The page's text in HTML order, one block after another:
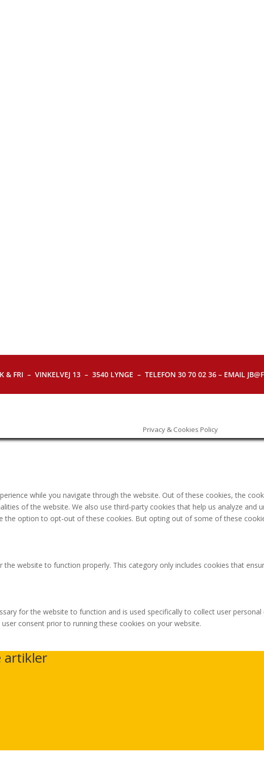
& FRI – VINKELVEJ 13 – 3540 LYNGE – TELEFON 30 70 02 36 – EMAIL
Privacy & Cookies Policy
while you navigate through the website. Out of these cookies, the
of the website. We also use third-party cookies that help us analyze
the option to opt-out of these cookies. But opting out of some of these
website to function properly. This category only includes cookies that
for the website to function and is used specifically to collect user
consent prior to running these cookies on your website.
artikler